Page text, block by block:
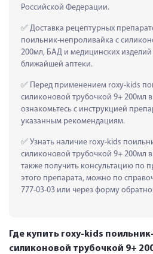
Российской Федерации.
Доставка рецептурных
поильник-непроливайка с
200мл, БАД и медицинских изделий
ближайшей аптеки.
Перед применением roxy-kids
силиконовой трубочкой 9+ 200мл
ознакомьтесь с инструкцией
указанным рекомендациям.
Узнать наличие roxy-kids
силиконовой трубочкой 9+ 200мл в
также получить консультацию по
этого препарата, можно по
777-03-03 или через форму
Где купить roxy-kids
силиконовой трубочкой 9+